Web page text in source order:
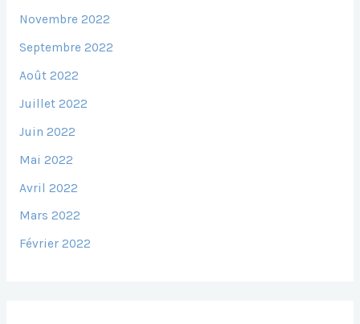
Novembre 2022
Septembre 2022
Août 2022
Juillet 2022
Juin 2022
Mai 2022
Avril 2022
Mars 2022
Février 2022